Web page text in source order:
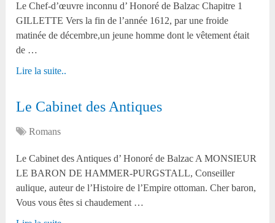
Le Chef-d’œuvre inconnu d’ Honoré de Balzac Chapitre 1
GILLETTE Vers la fin de l’année 1612, par une froide
matinée de décembre,un jeune homme dont le vêtement était
de …
Lire la suite..
Le Cabinet des Antiques
Romans
Le Cabinet des Antiques d’ Honoré de Balzac A MONSIEUR
LE BARON DE HAMMER-PURGSTALL, Conseiller
aulique, auteur de l’Histoire de l’Empire ottoman. Cher baron,
Vous vous êtes si chaudement …